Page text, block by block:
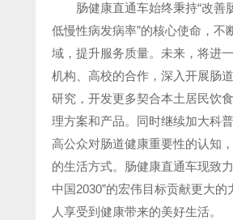
肠健康直通车始终秉持“改善
低慢性病发病率”的核心使命，不
域，提升服务质量。未来，将进
机构、高校的合作，深入开展肠
研究，开发更多契合本土居民饮
理方案和产品。同时继续加大科
高公众对肠道健康重要性的认知
的生活方式。肠健康直通车现致
中国2030”的宏伟目标贡献更大的
人享受到健康带来的美好生活。